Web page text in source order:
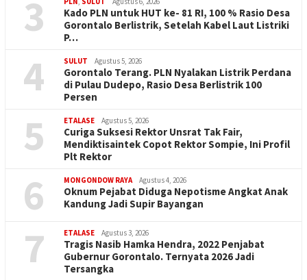
3
Kado PLN untuk HUT ke- 81 RI, 100 % Rasio Desa
Gorontalo Berlistrik, Setelah Kabel Laut Listriki
P…
4 SULUT Agustus 5, 2026
Gorontalo Terang. PLN Nyalakan Listrik Perdana
di Pulau Dudepo, Rasio Desa Berlistrik 100
Persen
5 ETALASE Agustus 5, 2026
Curiga Suksesi Rektor Unsrat Tak Fair,
Mendiktisaintek Copot Rektor Sompie, Ini Profil
Plt Rektor
6 MONGONDOW RAYA Agustus 4, 2026
Oknum Pejabat Diduga Nepotisme Angkat Anak
Kandung Jadi Supir Bayangan
7 ETALASE Agustus 3, 2026
Tragis Nasib Hamka Hendra, 2022 Penjabat
Gubernur Gorontalo. Ternyata 2026 Jadi
Tersangka